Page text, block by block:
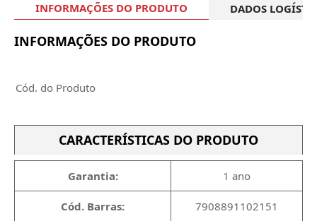
INFORMAÇÕES DO PRODUTO DADOS
INFORMAÇÕES DO PRODUTO
Cód. do Produto
CARACTERÍSTICAS DO PRODUTO
Garantia: 1 ano
Cód. Barras: 7908891102151